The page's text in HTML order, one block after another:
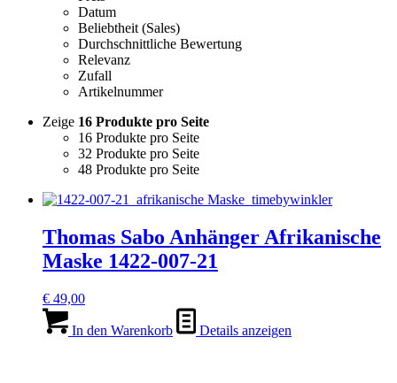
Datum
Beliebtheit (Sales)
Durchschnittliche Bewertung
Relevanz
Zufall
Artikelnummer
Zeige 16 Produkte pro Seite
16 Produkte pro Seite
32 Produkte pro Seite
48 Produkte pro Seite
Thomas Sabo Anhänger Afrikanische
Maske 1422-007-21
€ 49,00
In den Warenkorb Details anzeigen